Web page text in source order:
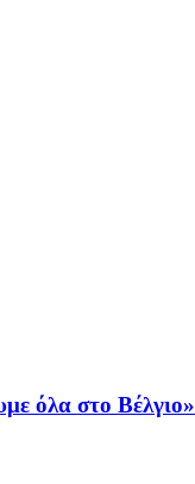
όλα στο Βέλγιο»